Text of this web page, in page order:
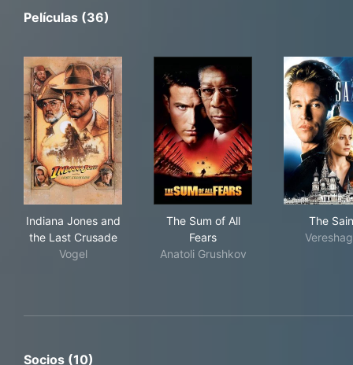
Películas (36)
Indiana Jones and
the Last Crusade
Vogel
The Sum of All
Fears
Anatoli Grushkov
The
Socios (10)